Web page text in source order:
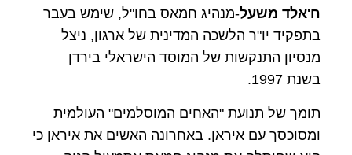
ח'אלד משעל-מנהיג חמאס בחו"ל, שימש בעבר
בתפקיד יו"ר הלשכה המדינית של ארגון, ניצל
מנסיון התנקשות של המוסד הישראלי בירדן
בשנת 1997.
תומך של תנועת "האחים המוסלמים" העולמית
ומסוכסך עם איראן. באחרונה האשים את איראן כי